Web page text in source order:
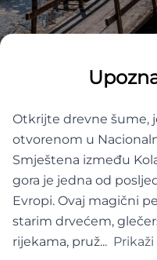
Otkrijte drevne šume,
otvorenom u
Smještena između
gora je jedna od
Evropi. Ovaj magični
starim drvećem,
rijekama, pruž... Prikaži